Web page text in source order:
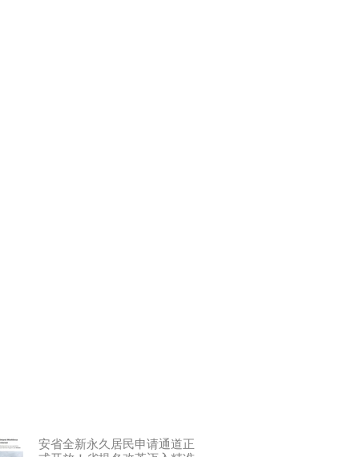
安省全新永久居民申请通道正